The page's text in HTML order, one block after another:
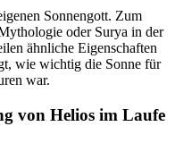
Sonnengott.⁣ Zum
oder‌ Surya in der
ähnliche Eigenschaften
wie ⁣wichtig⁤ die⁤ Sonne ⁢für
war.⁣
⁤von Helios im Laufe